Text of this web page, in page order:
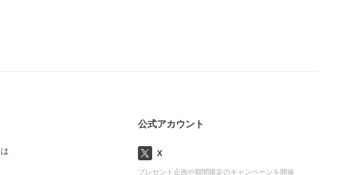
公式アカウント
X
プレゼント企画や期間限定のキャンペーンを開催